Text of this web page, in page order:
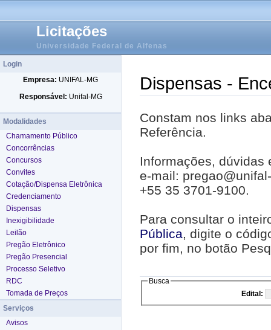
Licitações
Universidade Federal de Alfenas
Login
Empresa: UNIFAL-MG
Responsável: Unifal-MG
Modalidades
Chamamento Público
Concorrências
Concursos
Convites
Cotação/Dispensa Eletrônica
Credenciamento
Dispensas
Inexigibilidade
Leilão
Pregão Eletrônico
Pregão Presencial
Processo Seletivo
RDC
Tomada de Preços
Serviços
Avisos
Dispensas -
Constam nos links
Referência.
Informações, dúvidas
e-mail:
+55 35 3701-9100.
Para consultar o
Pública, digite o
por fim, no botão
Busca
Edital: